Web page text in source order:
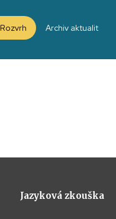
Rozvrh Archiv aktualit
Jazyková zkouška